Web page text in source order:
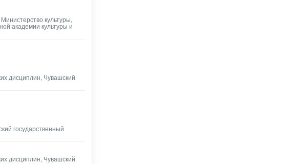
культуры,
академии культуры и
дисциплин, Чувашский
государственный
дисциплин, Чувашский